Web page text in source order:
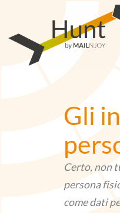
contenuto
Gli
Certo, non
persona
come dati